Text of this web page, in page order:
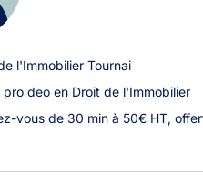
l'Immobilier Tournai
deo en Droit de l'Immobilier
vous de 30 min à 50€ HT,